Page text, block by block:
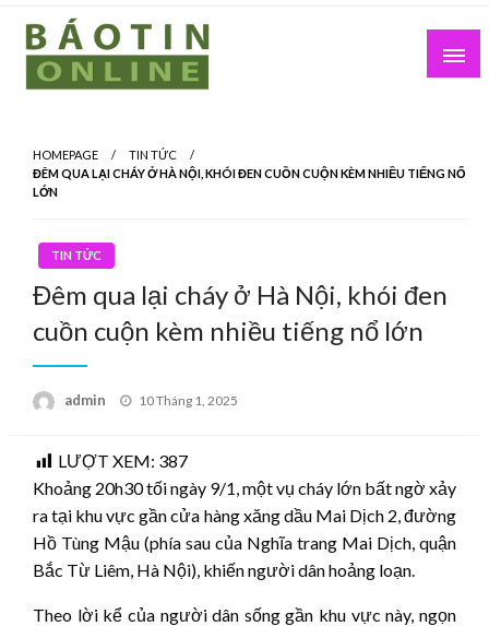
Skip
content
HOMEPAGE
TIN TỨC
ĐÊM QUA LẠI CHÁY Ở HÀ NỘI, KHÓI ĐEN CUỒN CUỘN KÈM NHIỀU TIẾNG NỔ
LỚN
TIN TỨC
Đêm qua lại cháy ở Hà Nội, khói đen
cuồn cuộn kèm nhiều tiếng nổ lớn
admin
Posted
10 Tháng 1, 2025
LƯỢT XEM: 387
Khoảng 20h30 tối ngày 9/1, một vụ cháy lớn bất ngờ xảy
ra tại khu vực gần cửa hàng xăng dầu Mai Dịch 2, đường
Hồ Tùng Mậu (phía sau của Nghĩa trang Mai Dịch, quận
Bắc Từ Liêm, Hà Nội), khiến người dân hoảng loạn.
Theo lời kể của người dân sống gần khu vực này, ngọn